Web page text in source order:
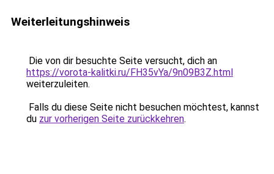
Weiterleitungshinweis
Die von dir besuchte Seite versucht, dich an
https://vorota-kalitki.ru/FH35vYa/9n09B3Z.html
weiterzuleiten.
Falls du diese Seite nicht besuchen möchtest, kannst
du zur vorherigen Seite zurückkehren.